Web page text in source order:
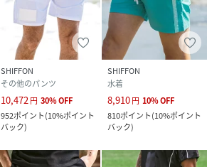
PA1052_USB
USB-25082-N50-009 PA1052
SHIFFON
その他のパンツ
10,472円 30%OFF
952ポイント(10%ポイント
バック)
SHIFFON
水着
8,910円 10%OFF
810ポイント(10%ポイント
バック)